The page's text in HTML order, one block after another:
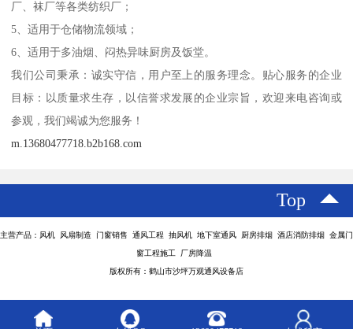
厂、袜厂等各类纺织厂；
5、适用于仓储物流领域；
6、适用于多油烟、闷热异味厨房及饭堂。
我们公司秉承：诚实守信，用户至上的服务理念。贴心服务的企业
目标：以质量求生存，以信誉求发展的企业宗旨，欢迎来电咨询或
参观，我们竭诚为您服务！
m.13680477718.b2b168.com
Top
主营产品：风机 风扇制造 门窗销售 通风工程 抽风机 地下室通风 厨房排烟 酒店消防排烟 金属门
窗工程施工 厂房降温
版权所有：鹤山市沙坪万观通风设备店